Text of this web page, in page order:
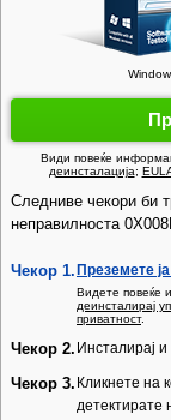
Види повеќе
деинсталација;
Следниве чекори би
неправилноста
Чекор 1. Преземете
Видете повеќе
деинсталирај
приватност.
Чекор 2. Инсталирај и
Чекор 3. Кликнете на
детектирате